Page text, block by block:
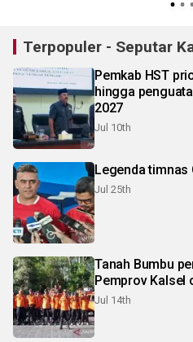
Terpopuler - Seputar
Pemkab HST
hingga
2027
Jul 10th
Legenda timnas
Jul 25th
Tanah Bumbu
Pemprov Kalsel
Jul 14th